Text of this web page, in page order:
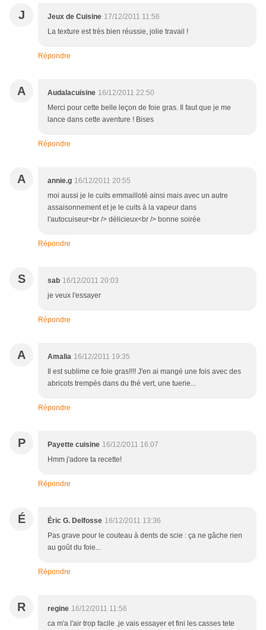
J Jeux de Cuisine 17/12/2011 11:56
La texture est très bien réussie, jolie travail !
Répondre
A Audalacuisine 16/12/2011 22:50
Merci pour cette belle leçon de foie gras. Il faut que je me
lance dans cette aventure ! Bises
Répondre
A annie.g 16/12/2011 20:55
moi aussi je le cuits emmailloté ainsi mais avec un autre
assaisonnement et je le cuits à la vapeur dans
l'autocuiseur<br /> délicieux<br /> bonne soirée
Répondre
S sab 16/12/2011 20:03
je veux l'essayer
Répondre
A Amalia 16/12/2011 19:35
Il est sublime ce foie gras!!!! J'en ai mangé une fois avec des
abricots trempés dans du thé vert, une tuerie...
Répondre
P Payette cuisine 16/12/2011 16:07
Hmm j'adore ta recette!
Répondre
É Éric G. Delfosse 16/12/2011 13:36
Pas grave pour le couteau à dents de scie : ça ne gâche rien
au goût du foie...
Répondre
R regine 16/12/2011 11:56
ca m'a l'air trop facile .je vais essayer et fini les casses tete